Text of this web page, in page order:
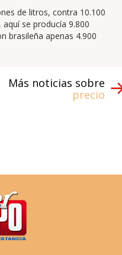
de litros, contra 10.100
se producía 9.800
brasileña apenas 4.900
Más noticias sobre
precio